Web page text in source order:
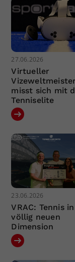
27.06.2026
Virtueller
Vizeweltmeister
misst sich mit
Tenniselite
23.06.2026
VRAC: Tennis
völlig neuen
Dimension